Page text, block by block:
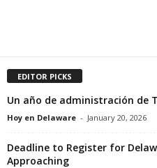
EDITOR PICKS
Un año de administración de
Hoy en Delaware - January 20, 2026
Deadline to Register for
Approaching